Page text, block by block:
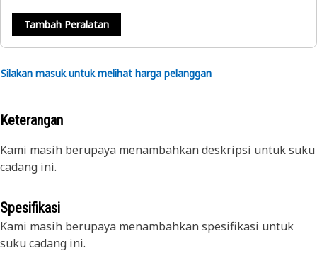
Tambah Peralatan
Silakan masuk untuk melihat harga pelanggan
Keterangan
Kami masih berupaya menambahkan deskripsi untuk suku
cadang ini.
Spesifikasi
Kami masih berupaya menambahkan spesifikasi untuk
suku cadang ini.